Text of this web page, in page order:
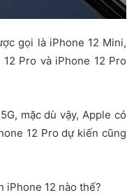
gọi là iPhone 12 Mini,
Pro và iPhone 12 Pro
mặc dù vậy, Apple có
12 Pro dự kiến cũng
iPhone 12 nào thế?